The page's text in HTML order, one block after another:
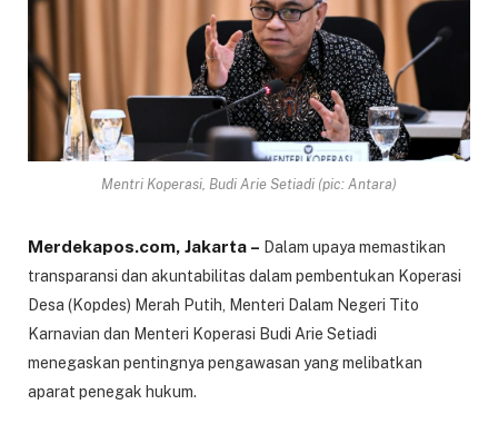
Mentri Koperasi, Budi Arie Setiadi (pic: Antara)
Merdekapos.com, Jakarta – Dalam upaya memastikan
transparansi dan akuntabilitas dalam pembentukan Koperasi
Desa (Kopdes) Merah Putih, Menteri Dalam Negeri Tito
Karnavian dan Menteri Koperasi Budi Arie Setiadi
menegaskan pentingnya pengawasan yang melibatkan
aparat penegak hukum.